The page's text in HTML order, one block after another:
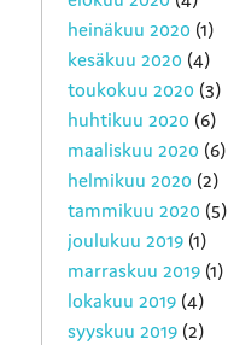
heinäkuu 2020 (1)
kesäkuu 2020 (4)
toukokuu 2020 (3)
huhtikuu 2020 (6)
maaliskuu 2020 (6)
helmikuu 2020 (2)
tammikuu 2020 (5)
joulukuu 2019 (1)
marraskuu 2019 (1)
lokakuu 2019 (4)
syyskuu 2019 (2)